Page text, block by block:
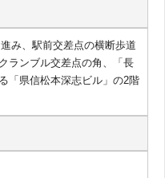
み、駅前交差点の横断歩道
ランブル交差点の角、「長
「県信松本深志ビル」の2階